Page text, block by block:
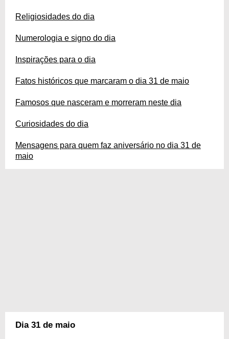
Religiosidades do dia
Numerologia e signo do dia
Inspirações para o dia
Fatos históricos que marcaram o dia 31 de maio
Famosos que nasceram e morreram neste dia
Curiosidades do dia
Mensagens para quem faz aniversário no dia 31 de
maio
Dia 31 de maio